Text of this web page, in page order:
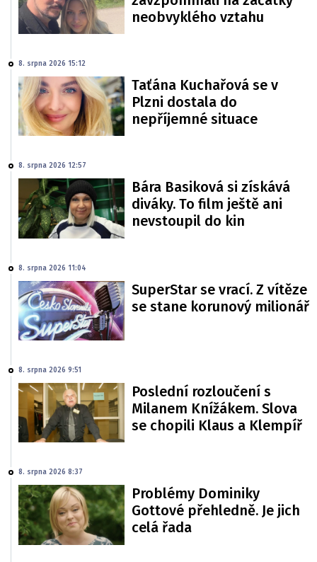
neobvyklého vztahu
8. srpna 2026 15:12
Taťána Kuchařová se v
Plzni dostala do
nepříjemné situace
8. srpna 2026 12:57
Bára Basiková si získává
diváky. To film ještě ani
nevstoupil do kin
8. srpna 2026 11:04
SuperStar se vrací. Z vítěze
se stane korunový milionář
8. srpna 2026 9:51
Poslední rozloučení s
Milanem Knížákem. Slova
se chopili Klaus a Klempíř
8. srpna 2026 8:37
Problémy Dominiky
Gottové přehledně. Je jich
celá řada